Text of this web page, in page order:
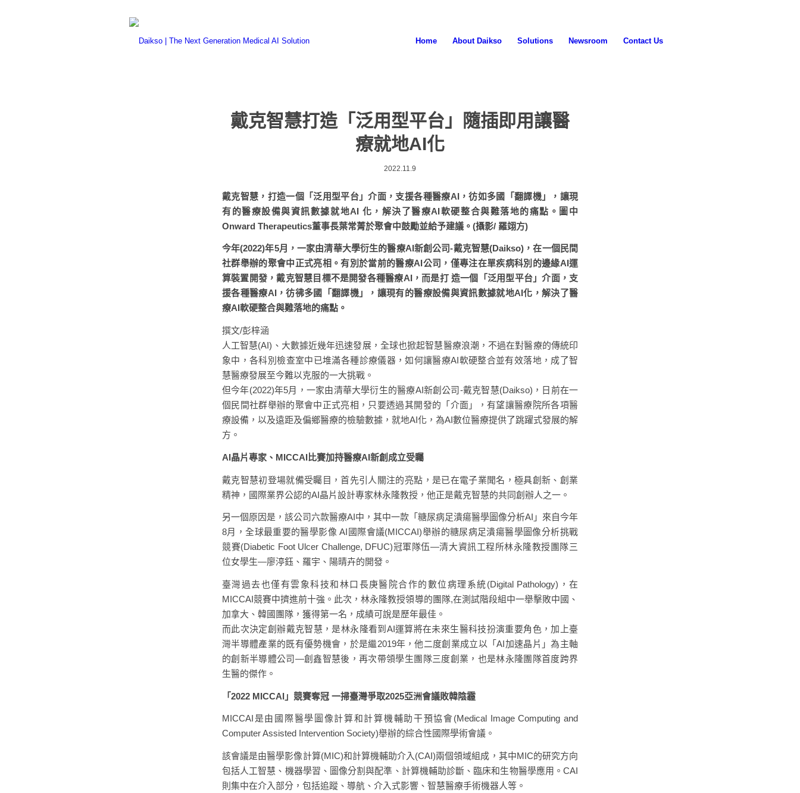
Home About Daikso Solutions Newsroom Contact Us
戴克智慧打造「泛用型平台」隨插即用讓醫
療就地AI化
2022.11.9
戴克智慧，打造一個「泛用型平台」介面，支援各種醫療AI，彷如多國「翻譯機」，讓現
有的醫療設備與資訊數據就地AI 化，解決了醫療AI軟硬整合與難落地的痛點。圖中
Onward Therapeutics董事長葉常菁於聚會中鼓勵並給予建議。(攝影/ 羅翊方)
今年(2022)年5月，一家由清華大學衍生的醫療AI新創公司-戴克智慧(Daikso)，在一個民間
社群舉辦的聚會中正式亮相。有別於當前的醫療AI公司，僅專注在單疾病科別的邊緣AI運
算裝置開發，戴克智慧目標不是開發各種醫療AI，而是打 造一個「泛用型平台」介面，支
援各種醫療AI，彷彿多國「翻譯機」，讓現有的醫療設備與資訊數據就地AI化，解決了醫
療AI軟硬整合與難落地的痛點。
撰文/彭梓涵
人工智慧(AI)、大數據近幾年迅速發展，全球也掀起智慧醫療浪潮，不過在對醫療的傳統印
象中，各科別檢查室中已堆滿各種診療儀器，如何讓醫療AI軟硬整合並有效落地，成了智
慧醫療發展至今難以克服的一大挑戰。
但今年(2022)年5月，一家由清華大學衍生的醫療AI新創公司-戴克智慧(Daikso)，日前在一
個民間社群舉辦的聚會中正式亮相，只要透過其開發的「介面」，有望讓醫療院所各項醫
療設備，以及遠距及偏鄉醫療的檢驗數據，就地AI化，為AI數位醫療提供了跳躍式發展的解
方。
AI晶片專家、MICCAI比賽加持醫療AI新創成立受矚
戴克智慧初登場就備受矚目，首先引人關注的亮點，是已在電子業聞名，極具創新、創業
精神，國際業界公認的AI晶片設計專家林永隆教授，他正是戴克智慧的共同創辦人之一。
另一個原因是，該公司六款醫療AI中，其中一款「糖尿病足潰瘍醫學圖像分析AI」來自今年
8月，全球最重要的醫學影像 AI國際會議(MICCAI)舉辦的糖尿病足潰瘍醫學圖像分析挑戰
競賽(Diabetic Foot Ulcer Challenge, DFUC)冠軍隊伍—清大資訊工程所林永隆教授團隊三
位女學生—廖渟鈺、羅宇、陽晴卉的開發。
臺灣過去也僅有雲象科技和林口長庚醫院合作的數位病理系統(Digital Pathology)，在
MICCAI競賽中擠進前十強。此次，林永隆教授領導的團隊,在測試階段組中一舉擊敗中國、
加拿大、韓國團隊，獲得第一名，成績可說是歷年最佳。
而此次決定創辦戴克智慧，是林永隆看到AI運算將在未來生醫科技扮演重要角色，加上臺
灣半導體產業的既有優勢機會，於是繼2019年，他二度創業成立以「AI加速晶片」為主軸
的創新半導體公司—創鑫智慧後，再次帶領學生團隊三度創業，也是林永隆團隊首度跨界
生醫的傑作。
「2022 MICCAI」競賽奪冠 一掃臺灣爭取2025亞洲會議敗韓陰霾
MICCAI是由國際醫學圖像計算和計算機輔助干預協會(Medical Image Computing and
Computer Assisted Intervention Society)舉辦的綜合性國際學術會議。
該會議是由醫學影像計算(MIC)和計算機輔助介入(CAI)兩個領域組成，其中MIC的研究方向
包括人工智慧、機器學習、圖像分割與配準、計算機輔助診斷、臨床和生物醫學應用。CAI
則集中在介入部分，包括追蹤、導航、介入式影響、智慧醫療手術機器人等。